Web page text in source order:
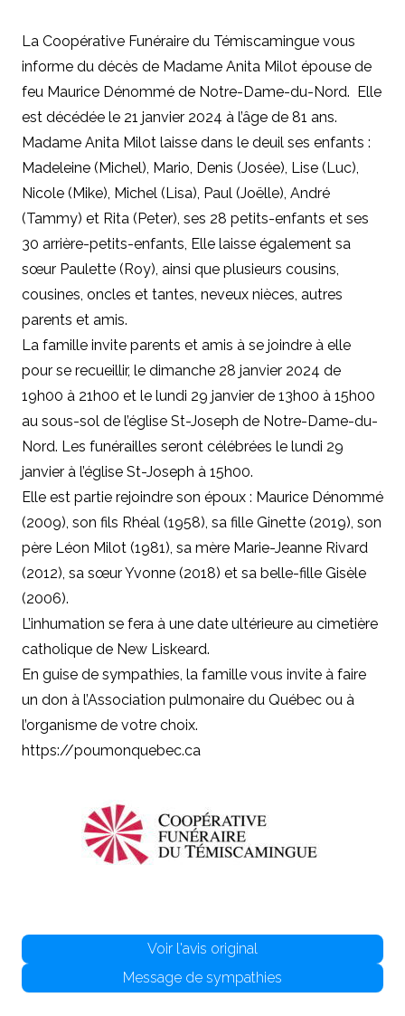
La Coopérative Funéraire du Témiscamingue vous
informe du décès de Madame Anita Milot épouse de
feu Maurice Dénommé de Notre-Dame-du-Nord. Elle
est décédée le 21 janvier 2024 à l’âge de 81 ans.
Madame Anita Milot laisse dans le deuil ses enfants :
Madeleine (Michel), Mario, Denis (Josée), Lise (Luc),
Nicole (Mike), Michel (Lisa), Paul (Joëlle), André
(Tammy) et Rita (Peter), ses 28 petits-enfants et ses
30 arrière-petits-enfants, Elle laisse également sa
sœur Paulette (Roy), ainsi que plusieurs cousins,
cousines, oncles et tantes, neveux nièces, autres
parents et amis.
La famille invite parents et amis à se joindre à elle
pour se recueillir, le dimanche 28 janvier 2024 de
19h00 à 21h00 et le lundi 29 janvier de 13h00 à 15h00
au sous-sol de l’église St-Joseph de Notre-Dame-du-
Nord. Les funérailles seront célébrées le lundi 29
janvier à l’église St-Joseph à 15h00.
Elle est partie rejoindre son époux : Maurice Dénommé
(2009), son fils Rhéal (1958), sa fille Ginette (2019), son
père Léon Milot (1981), sa mère Marie-Jeanne Rivard
(2012), sa sœur Yvonne (2018) et sa belle-fille Gisèle
(2006).
L’inhumation se fera à une date ultérieure au cimetière
catholique de New Liskeard.
En guise de sympathies, la famille vous invite à faire
un don à l’Association pulmonaire du Québec ou à
l’organisme de votre choix.
https://poumonquebec.ca
Voir l'avis original
Message de sympathies